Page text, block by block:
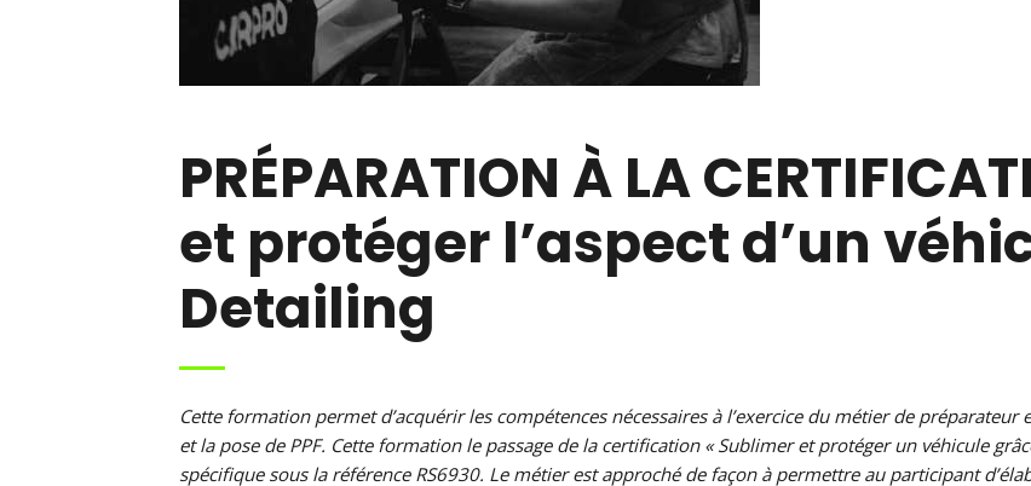
PRÉPARATION À LA
et protéger l’aspect d’un
Detailing
Cette formation permet d’acquérir les compétences nécessaires à l’exercice du métier de
et la pose de PPF. Cette formation le passage de la certification « Sublimer et protéger un véhicule
spécifique sous la référence RS6930. Le métier est approché de façon à permettre au participant